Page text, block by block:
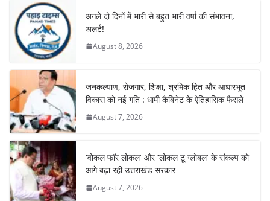
अगले दो दिनों में भारी से बहुत भारी वर्षा की संभावना,
अलर्ट!
August 8, 2026
जनकल्याण, रोजगार, शिक्षा, श्रमिक हित और आधारभूत
विकास को नई गति : धामी कैबिनेट के ऐतिहासिक फैसले
August 7, 2026
‘वोकल फॉर लोकल’ और ‘लोकल टू ग्लोबल’ के संकल्प को
आगे बढ़ा रही उत्तराखंड सरकार
August 7, 2026